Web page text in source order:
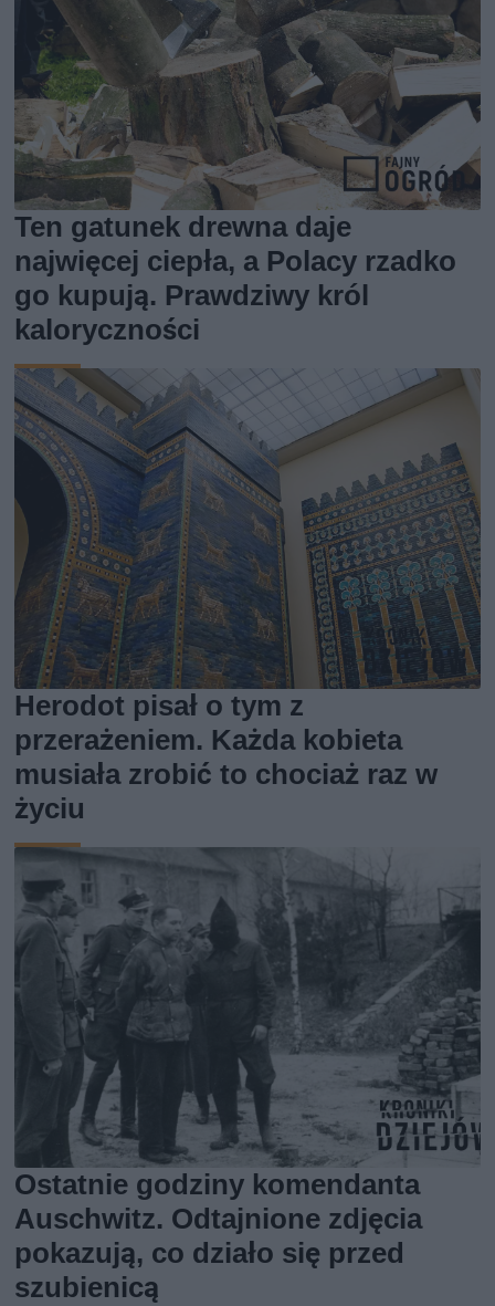
Ten gatunek drewna daje
najwięcej ciepła, a Polacy rzadko
go kupują. Prawdziwy król
kaloryczności
Herodot pisał o tym z
przerażeniem. Każda kobieta
musiała zrobić to chociaż raz w
życiu
Ostatnie godziny komendanta
Auschwitz. Odtajnione zdjęcia
pokazują, co działo się przed
szubienicą